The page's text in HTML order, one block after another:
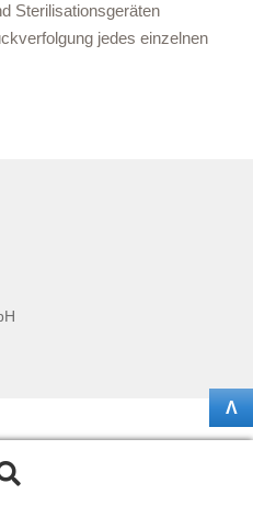
Sterilisationsgeräten
jedes einzelnen
Λ